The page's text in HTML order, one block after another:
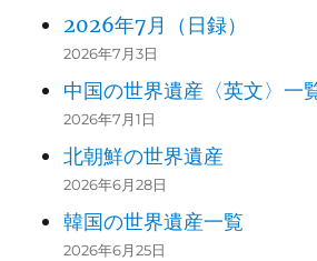
2026年7月（日録）
2026年7月3日
中国の世界遺産〈英文〉一
2026年7月1日
北朝鮮の世界遺産
2026年6月28日
韓国の世界遺産一覧
2026年6月25日